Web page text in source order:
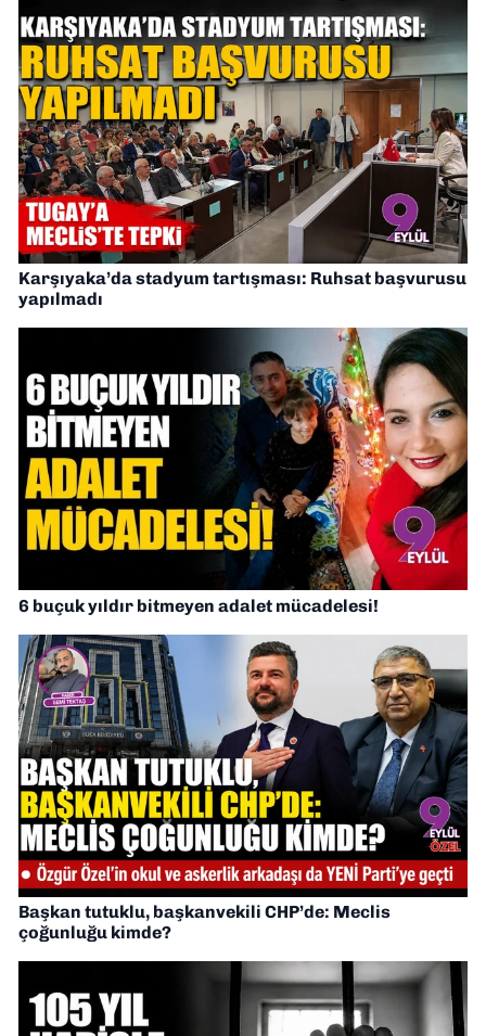
Karşıyaka’da stadyum tartışması: Ruhsat başvurusu
yapılmadı
6 buçuk yıldır bitmeyen adalet mücadelesi!
Başkan tutuklu, başkanvekili CHP’de: Meclis
çoğunluğu kimde?